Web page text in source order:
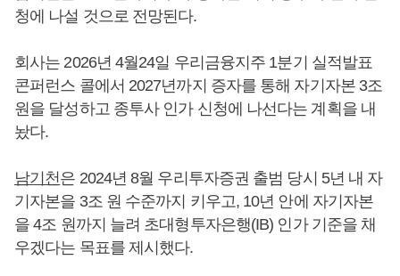
청에 나설 것으로 전망된다.
회사는 2026년 4월24일 우리금융지주 1분기 실적발표
콘퍼런스 콜에서 2027년까지 증자를 통해 자기자본 3조
원을 달성하고 종투사 인가 신청에 나선다는 계획을 내
놨다.
남기천은 2024년 8월 우리투자증권 출범 당시 5년 내 자
기자본을 3조 원 수준까지 키우고, 10년 안에 자기자본
을 4조 원까지 늘려 초대형투자은행(IB) 인가 기준을 채
우겠다는 목표를 제시했다.